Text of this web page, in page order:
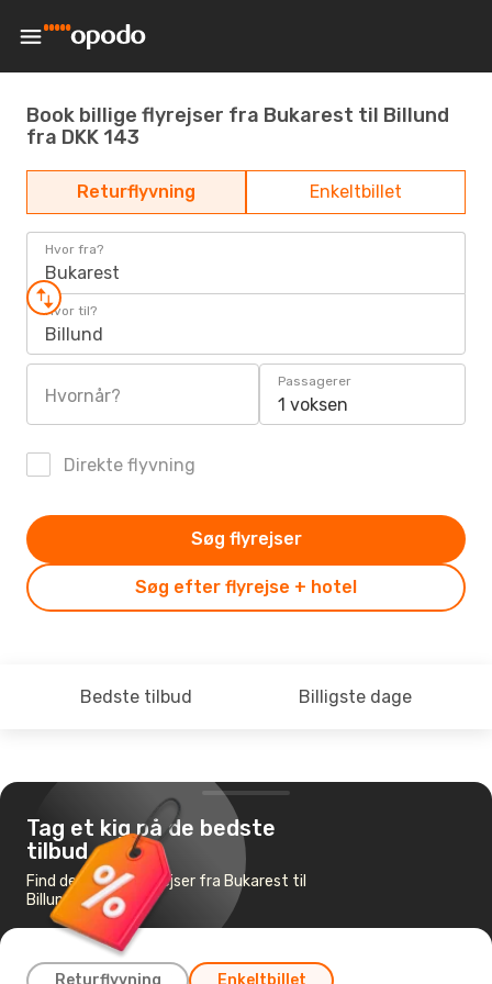
Book billige flyrejser fra Bukarest til Billund
fra DKK 143
Returflyvning Enkeltbillet
Hvor fra?
Bukarest
Hvor til?
Billund
Hvornår?
Passagerer
1 voksen
Direkte flyvning
Søg efter flyrejse + hotel
Søg flyrejser
Bedste tilbud Billigste dage
Tag et kig på de bedste
tilbud
Find de billigste flyrejser fra Bukarest til
Billund
Returflyvning Enkeltbillet